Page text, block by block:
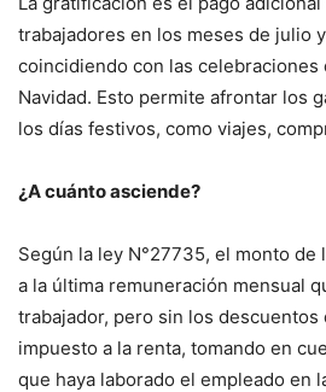
trabajadores en los meses de julio
coincidiendo con las celebraciones
Navidad. Esto permite afrontar los
los días festivos, como viajes,
¿A cuánto asciende?
Según la ley N°27735, el monto
a la última remuneración mensual
trabajador, pero sin los descuentos
impuesto a la renta, tomando en
que haya laborado el empleado en